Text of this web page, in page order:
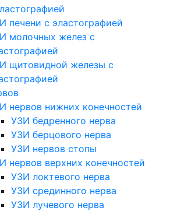
печени с эластографией
молочных желез с
щитовидной железы с
нервов нижних конечностей
УЗИ бедренного нерва
УЗИ берцового нерва
УЗИ нервов стопы
нервов верхних конечностей
УЗИ локтевого нерва
УЗИ срединного нерва
УЗИ лучевого нерва